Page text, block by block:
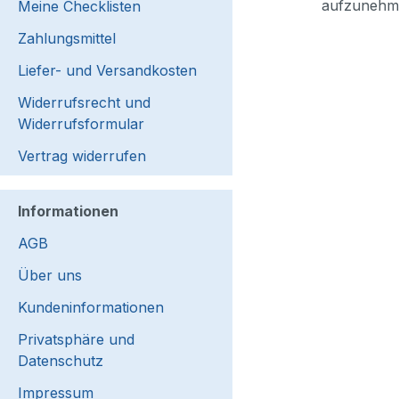
Meine Checklisten
Zahlungsmittel
Liefer- und Versandkosten
Widerrufsrecht und
Widerrufsformular
Vertrag widerrufen
Informationen
AGB
Über uns
Kundeninformationen
Privatsphäre und
Datenschutz
Impressum